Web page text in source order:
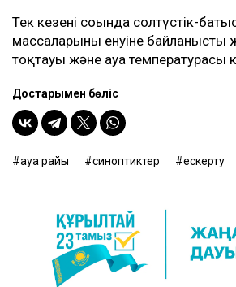
Тек кезеңнің соңында солтүстік-
массаларының енуіне
тоқтауы және ауа температурасы
Достарыңмен бөліс
ауа райы синоптиктер ескерту